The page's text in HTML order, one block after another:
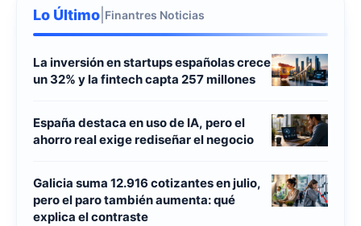
Lo Último Finantres Noticias
La inversión en startups españolas crece
un 32% y la fintech capta 257 millones
España destaca en uso de IA, pero el
ahorro real exige rediseñar el negocio
Galicia suma 12.916 cotizantes en julio,
pero el paro también aumenta: qué
explica el contraste